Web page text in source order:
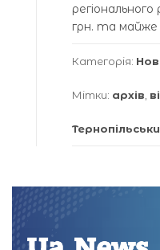
грн. та майже
Категорія:
Мітки: архів